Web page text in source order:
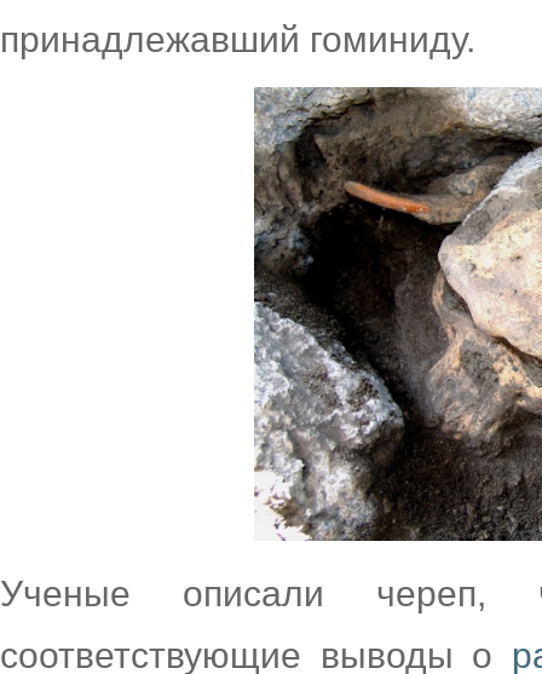
принадлежавший гоминиду.
Ученые описали череп,
соответствующие выводы о